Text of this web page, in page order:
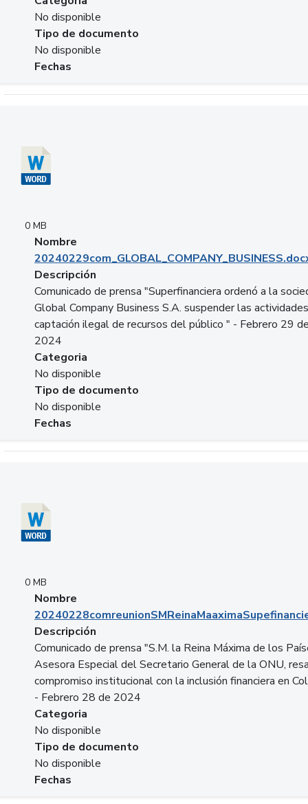
No disponible
Tipo de documento
No disponible
Fechas
0 MB
Nombre
Descripción
Comunicado de prensa "Superfinanciera ordenó a la
Global Company Business S.A. suspender las
captación ilegal de recursos del público " - Febrero 29
2024
Categoria
No disponible
Tipo de documento
No disponible
Fechas
0 MB
Nombre
Descripción
Comunicado de prensa "S.M. la Reina Máxima de los
Asesora Especial del Secretario General de la ONU,
compromiso institucional con la inclusión financiera en
- Febrero 28 de 2024
Categoria
No disponible
Tipo de documento
No disponible
Fechas